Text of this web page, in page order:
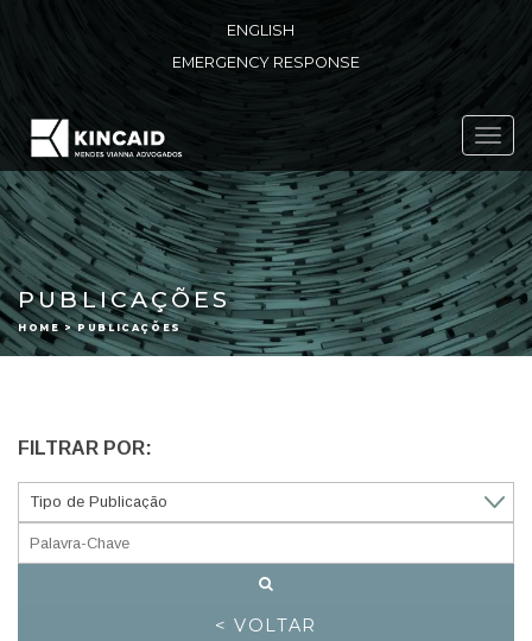
ENGLISH
EMERGENCY RESPONSE
PUBLICAÇÕES
HOME > PUBLICAÇÕES
FILTRAR POR:
< VOLTAR